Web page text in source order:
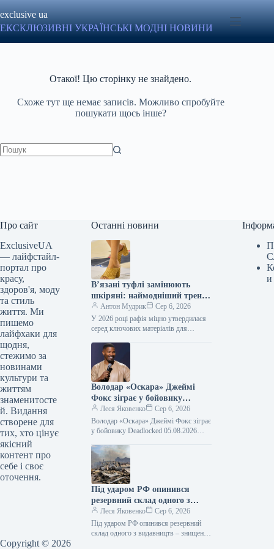
до
вмісту
exclusive ua
ЕКСКЛЮЗИВНІ УКРАЇНСЬКІ МОДНІ НОВИНИ
Отакої! Цю сторінку не знайдено.
Схоже тут ще немає записів. Можливо спробуйте
пошукати щось інше?
Про сайт
ExclusiveUA
— лайфстайл-
портал про
красу,
здоров'я, моду
та стиль
життя. Ми
пишемо
лайфхаки для
щодня,
стежимо за
новинами
культури та
життям
знаменитосте
й. Видання
створене для
тих, хто цінує
якісний
контент про
себе і своє
оточення.
Останні новини
В’язані туфлі замінюють
шкіряні: наймодніший тренд
серпня 2026 року
Антон Мудрик
Сер 6, 2026
У 2026 році рафія міцно утвердилася
серед ключових матеріалів для
її асоціювали переважно з пляжним
стилем,…
Володар «Оскара» Джеймі
Фокс зіграє у бойовику
Deadlocked
Леся Яковенко
Сер 6, 2026
Володар «Оскара» Джеймі Фокс зіграє
у бойовику Deadlocked 05.08.2026
лауреат премії «Оскар» Джеймі Фокс
зіграє головну…
Під ударом РФ опинився
резервний склад одного з
видавництв – знищені 100
тисяч книг
Леся Яковенко
Сер 6, 2026
Під ударом РФ опинився резервний
склад одного з видавництв – знищені
и
Copyright © 2026